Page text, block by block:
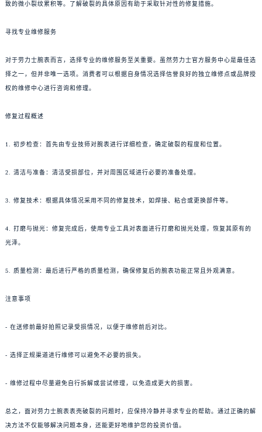
致的微小裂纹累积等。了解破裂的具体原因有助于采取针对性的修复措施。
寻找专业维修服务
对于劳力士腕表而言，选择专业的维修服务至关重要。虽然劳力士官方服务中心是最佳选
择之一，但并非唯一选项。消费者可以根据自身情况选择信誉良好的独立维修点或品牌授
权的维修中心进行咨询和修理。
修复过程概述
1. 初步检查：首先由专业技师对腕表进行详细检查，确定破裂的程度和位置。
2. 清洁与准备：清洁受损部位，并对周围区域进行必要的准备处理。
3. 修复技术：根据具体情况采用不同的修复技术，如焊接、粘合或更换部件等。
4. 打磨与抛光：修复完成后，使用专业工具对表面进行打磨和抛光处理，恢复其原有的
光泽。
5. 质量检测：最后进行严格的质量检测，确保修复后的腕表功能正常且外观满意。
注意事项
- 在送修前最好拍照记录受损情况，以便于维修前后对比。
- 选择正规渠道进行维修可以避免不必要的损失。
- 维修过程中尽量避免自行拆解或尝试修理，以免造成更大的损害。
总之，面对劳力士腕表表壳破裂的问题时，应保持冷静并寻求专业的帮助。通过正确的解
决方法不仅能够解决问题本身，还能更好地维护您的投资价值。